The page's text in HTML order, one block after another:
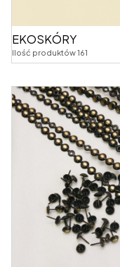
EKOSKÓRY
Ilość produktów 161